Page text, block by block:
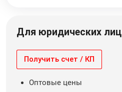
Для юридических лиц
Получить счет / КП
Оптовые цены